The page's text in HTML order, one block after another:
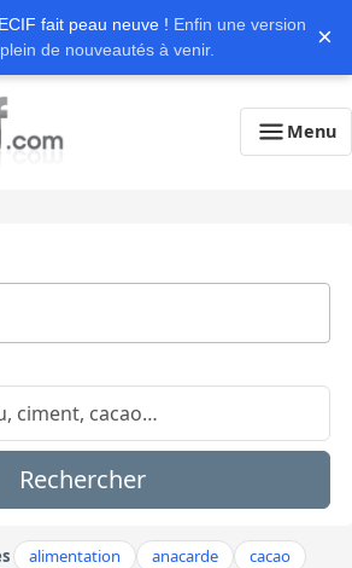
fait peau neuve ! Enfin une version
de nouveautés à venir.
×
Menu
Rechercher
alimentation anacarde
cacao